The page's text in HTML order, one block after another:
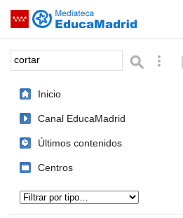
Saltar navegación
Palabra o frase:
Inicio
Canal EducaMadrid
Últimos contenidos
Centros